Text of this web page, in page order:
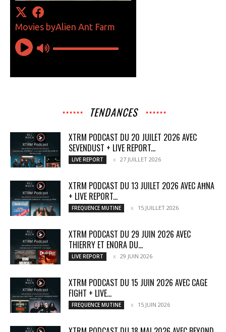
TENDANCES
XTRM PODCAST DU 20 JUILET 2026 AVEC
SEVENDUST + LIVE REPORT...
LIVE REPORT 27 JUILLET 2026
XTRM PODCAST DU 13 JUILET 2026 AVEC AĦNA
+ LIVE REPORT...
FREQUENCE MUTINE 15 JUILLET 2026
XTRM PODCAST DU 29 JUIN 2026 AVEC
THIERRY ET ENORA DU...
LIVE REPORT 29 JUIN 2026
XTRM PODCAST DU 15 JUIN 2026 AVEC CAGE
FIGHT + LIVE...
FREQUENCE MUTINE 15 JUIN 2026